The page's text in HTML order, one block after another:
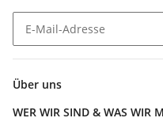
Über uns
WER WIR SIND & WAS WIR